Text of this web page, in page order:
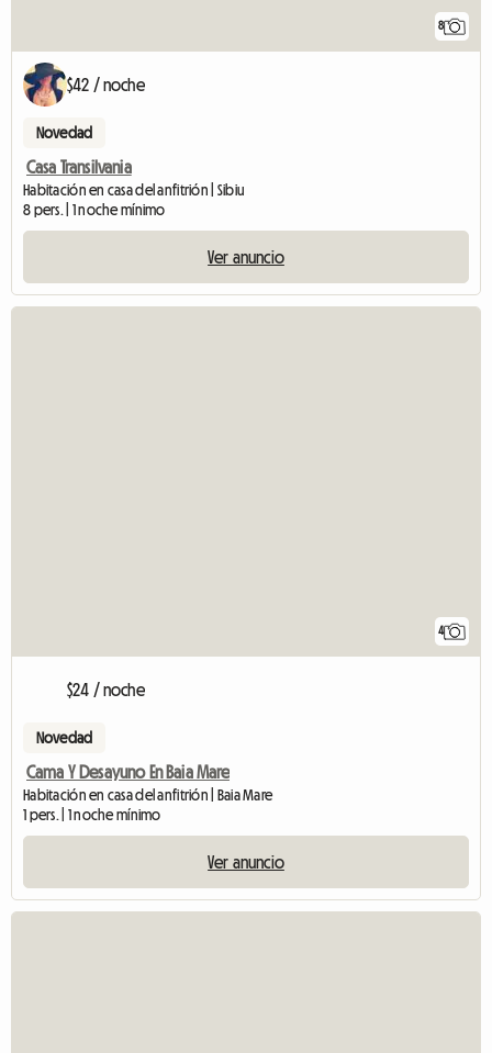
8
$42 / noche
Novedad
Casa Transilvania
Habitación en casa del anfitrión | Sibiu
8 pers. | 1 noche mínimo
Ver anuncio
4
$24 / noche
Novedad
Cama Y Desayuno En Baia Mare
Habitación en casa del anfitrión | Baia Mare
1 pers. | 1 noche mínimo
Ver anuncio